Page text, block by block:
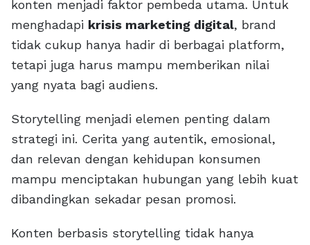
konten menjadi faktor pembeda utama. Untuk
menghadapi krisis marketing digital, brand
tidak cukup hanya hadir di berbagai platform,
tetapi juga harus mampu memberikan nilai
yang nyata bagi audiens.
Storytelling menjadi elemen penting dalam
strategi ini. Cerita yang autentik, emosional,
dan relevan dengan kehidupan konsumen
mampu menciptakan hubungan yang lebih kuat
dibandingkan sekadar pesan promosi.
Konten berbasis storytelling tidak hanya